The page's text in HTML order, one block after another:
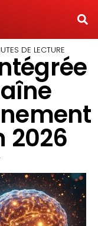
DE LECTURE
2026